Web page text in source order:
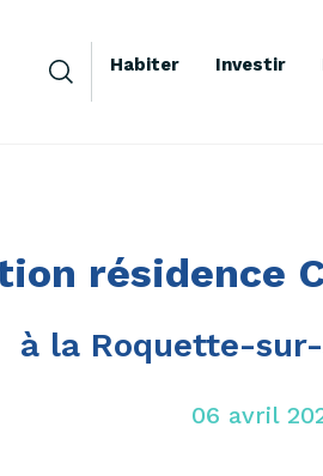
Habiter Investir
résidence
à la Roquette-
06 avril